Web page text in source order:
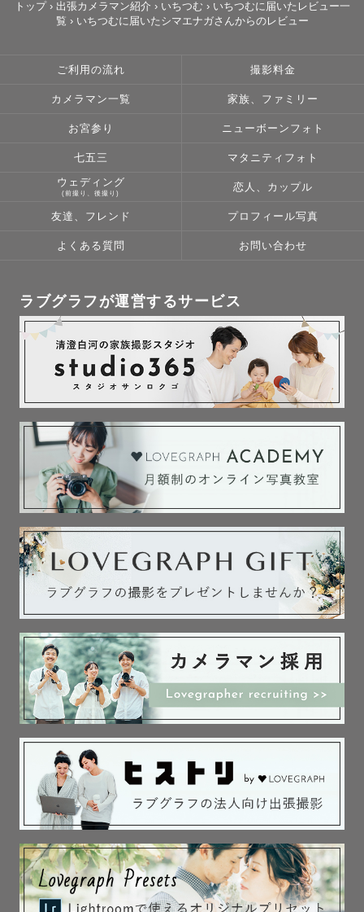
ページにアクセスくださりありがとうございます！
ラブグラフカメラマンの 『 いちつむ 』 と申します♪
┈┈🫧🌷『いちつむ』ってどんな人･･･？🌷🫧┈┈
３歳❤︎５歳の子育て奮闘中のママカメラマンです📸✨
長野県塩尻市生まれ、
カメラを通して誰かの幸せな瞬間を切り取ることに
喜びを感じています。
とにかく小さなお子さまと関わることが好きです！
そしておしゃべりが好きなので、
ぜひ撮影時間を楽しくご一緒させていただけたら
とても嬉しいです♪
┈┈ ✨📸写真に込める想い📸✨┈┈
見るたびに温かい気持ちになれる、
そんな写真を目指しています！
後から見返したときに、
こんな瞬間もあったなとほっこりしたり、
思わずクスッとなるような写真が好きです。
カメラを意識せず、自然な日常を切り取るような、
リラックスした楽しい撮影を心がけています。
皆さまの自然な笑顔を残せるように✨🫧
記念日やイベントごとはもちろん、
普段の何気ない日常でも、
今しかない素敵な日常の小さな幸せを
トップ› 出張カメラマン紹介 › いちつむ › いちつむに届いたレビュー一
覧 › いちつむに届いたシマエナガさんからのレビュー
ご利用の流れ 撮影料金
カメラマン一覧 家族、ファミリー
お宮参り ニューボーンフォト
七五三 マタニティフォト
ウェディング
(前撮り、後撮り)
恋人、カップル
友達、フレンド プロフィール写真
よくある質問 お問い合わせ
ラブグラフが運営するサービス